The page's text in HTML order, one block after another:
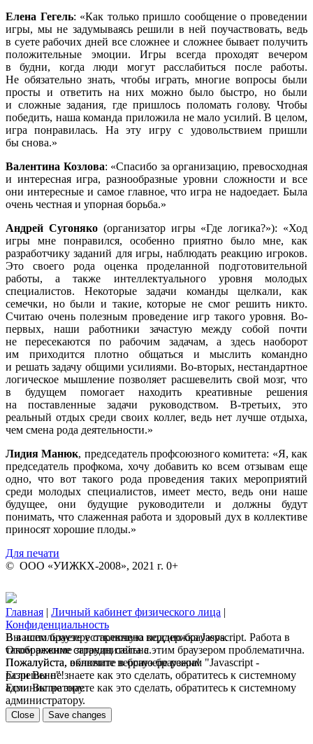
Елена Гегель: «Как только пришло сообщение о проведении
игры, мы не задумываясь решили в ней поучаствовать, ведь
в суете рабочих дней все сложнее и сложнее бывает получить
положительные эмоции. Игры всегда проходят вечером
в будни, когда люди могут расслабиться после работы.
Не обязательно знать, чтобы играть, многие вопросы были
просты и ответить на них можно было быстро, но были
и сложные задания, где пришлось поломать голову. Чтобы
победить, наша команда приложила не мало усилий. В целом,
игра понравилась. На эту игру с удовольствием пришли
бы снова.»
Валентина Козлова: «Спасибо за организацию, превосходная
и интересная игра, разнообразные уровни сложности и все
они интересные и самое главное, что игра не надоедает. Была
очень честная и упорная борьба.»
Андрей Сугоняко (организатор игры «Где логика?»): «Ход
игры мне понравился, особенно приятно было мне, как
разработчику заданий для игры, наблюдать реакцию игроков.
Это своего рода оценка проделанной подготовительной
работы, а также интеллектуального уровня молодых
специалистов. Некоторые задачи команды щелкали, как
семечки, но были и такие, которые не смог решить никто.
Считаю очень полезным проведение игр такого уровня. Во-
первых, наши работники зачастую между собой почти
не пересекаются по рабочим задачам, а здесь наоборот
им приходится плотно общаться и мыслить командно
и решать задачу общими усилиями. Во-вторых, нестандартное
логическое мышление позволяет расшевелить свой мозг, что
в будущем помогает находить креативные решения
на поставленные задачи руководством. В-третьих, это
реальный отдых среди своих коллег, ведь нет лучше отдыха,
чем смена рода деятельности.»
Лидия Манюк, председатель профсоюзного комитета: «Я, как
председатель профкома, хочу добавить ко всем отзывам еще
одно, что вот такого рода проведения таких мероприятий
среди молодых специалистов, имеет место, ведь они наше
будущее, они будущие руководители и должны будут
понимать, что слаженная работа и здоровый дух в коллективе
приносят хорошие плоды.»
Для печати
© ООО «УИЖКХ-2008», 2021 г. 0+
Главная | Личный кабинет физического лица |
Конфиденциальность
В вашем браузере отключена поддержка Jasvscript. Работа в
таком режиме затруднительна.
Пожалуйста, включите в браузере режим "Javascript -
разрешено"!
Если Вы не знаете как это сделать, обратитесь к системному
администратору.
Вы используете устаревшую версию браузера.
Отображение страниц сайта с этим браузером проблематична.
Пожалуйста, обновите версию браузера!
Если Вы не знаете как это сделать, обратитесь к системному
администратору.
Close Save changes